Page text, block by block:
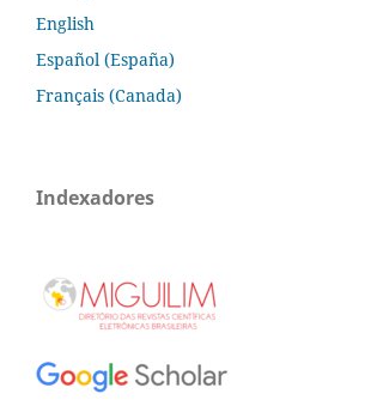
English
Español (España)
Français (Canada)
Indexadores